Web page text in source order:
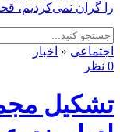
را گران نمی‌کردیم،
اجتماعی « اخبار
0 نظر
تشکیل